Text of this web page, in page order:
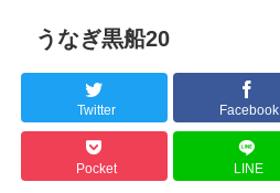
うなぎ黒船20
Twitter Facebook
Pocket LINE